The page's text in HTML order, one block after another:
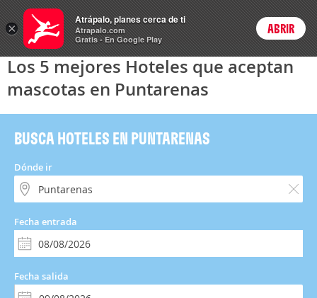
Hoteles Login
Los 5 mejores Hoteles que aceptan
mascotas en Puntarenas
BUSCA HOTELES EN PUNTARENAS
Dónde ir
Fecha entrada
Fecha salida
×
Atrápalo, planes cerca de ti
Atrapalo.com
Gratis - En Google Play
ABRIR